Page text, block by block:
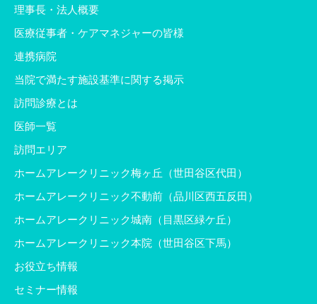
理事長・法人概要
医療従事者・ケアマネジャーの皆様
連携病院
当院で満たす施設基準に関する掲示
訪問診療とは
医師一覧
訪問エリア
ホームアレークリニック梅ヶ丘（世田谷区代田）
ホームアレークリニック不動前（品川区西五反田）
ホームアレークリニック城南（目黒区緑ケ丘）
ホームアレークリニック本院（世田谷区下馬）
お役立ち情報
セミナー情報